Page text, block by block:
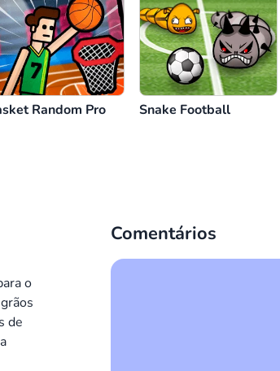
Nadar para cima
Random Pro Snake Football
o
de
Comentários